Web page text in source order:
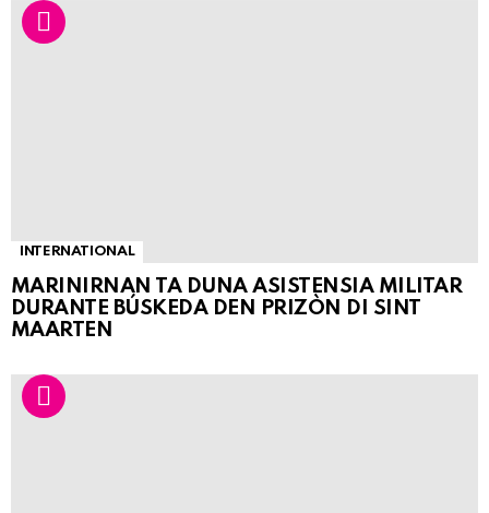
INTERNATIONAL
MARINIRNAN TA DUNA ASISTENSIA MILITAR
DURANTE BÚSKEDA DEN PRIZÒN DI SINT
MAARTEN